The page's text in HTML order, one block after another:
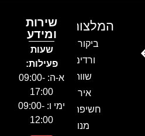
המלצות
ביקור בגן
ורדים –
שווה!!
אירוע
חשיפה- זיו
מנור
שירות
ומידע
שעות
פעילות:
א-ה: 09:00-
17:00
ימי ו: 09:00-
12:00